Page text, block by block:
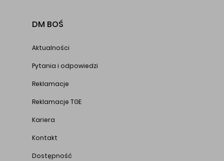
DM BOŚ
Aktualności
Pytania i odpowiedzi
Reklamacje
Reklamacje TGE
Kariera
Kontakt
Dostępność